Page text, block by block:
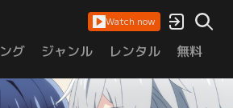
Watch now
グ ジャンル レンタル 無料